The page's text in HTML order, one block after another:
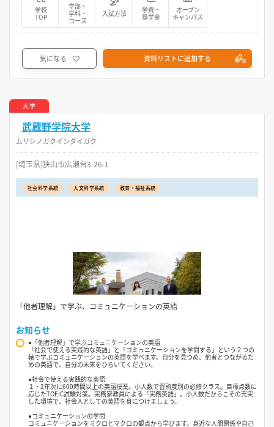
学校
TOP
学部・
学科・
コース
入試方法
学費・
奨学金
オープン
キャンパス
気になる 資料リストに追加する
大学
武蔵野学院大学
ムサシノガクインダイガク
[埼玉県]狭山市広瀬台3-26-1
社会科学系統 人文科学系統 教育・福祉系統
「他者理解」で学ぶ、コミュニケーションの英語
お知らせ
●「他者理解」で学ぶコミュニケーションの英語
「社会で使える実践的な英語」と「コミュニケーションを学問する」という２つの
軸で学ぶコミュニケーションの英語を学べます。自分を見つめ、他者とつながるた
めの英語で、自分の未来をひらいてください。
●社会で使える実践的な英語
１・2年次に600時間以上の英語授業。小人数で習熟度別の必修クラス。目標点数に
応じたTOEIC試験対策。実務家教員による「実務英語」。小人数だからこその充実
した環境で、社会人としての英語を身につけましょう。
●コミュニケーションの学問
コミュニケーションをミクロとマクロの観点から学びます。身近な人間関係や自己